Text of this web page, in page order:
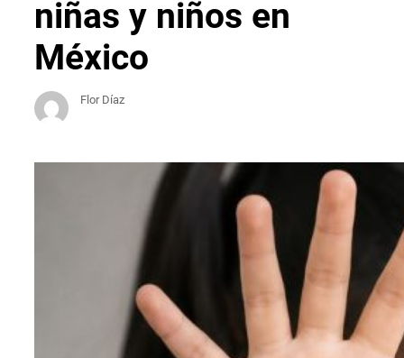
niñas y niños en
México
Flor Díaz